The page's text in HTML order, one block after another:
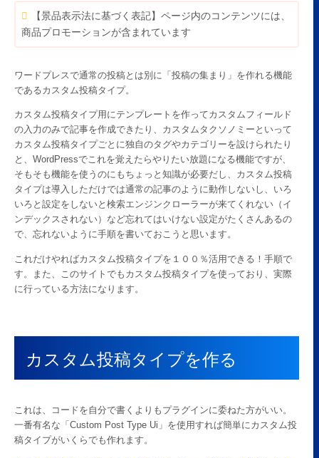
【景品表示法に基づく表記】ページ内のコンテンツには、
商品プロモーションが含まれています
ワードプレスで通常の投稿とは別に「投稿の集まり」を作れる機能
であるカスタム投稿タイプ。
カスタム投稿タイプ用にテンプレートを作ってカスタムフィールド
の入力のみで記事を作成できたり、カスタムタクソノミーといって
カスタム投稿タイプごとに独自のタグやカテゴリーを設けられたり
と、WordPressでこれを覚えたらやりたい放題になる機能ですが、
そもそも機能を使うのにもちょっと知識が必要だし、カスタム投稿
タイプは導入しただけでは通常の記事のように動作しないし、いろ
いろと設定をしないと検索エンジンクローラーが来てくれない（イ
ンデックスされない）など忘れてはいけない設定がたくさんあるの
で、忘れないように手順を書いておこうと思います。
これだけやればカスタム投稿タイプを１００％活用できる！手順で
す。また、このサイトでもカスタム投稿タイプを使っており、実際
に行っている方法になります。
カスタム投稿タイプを作る
これは、コードを自分で書くよりもプラグインに委ねた方がいい。
一番有名な「Custom Post Type Ui」を使用すれば簡単にカスタム投
稿タイプがいくらでも作れます。